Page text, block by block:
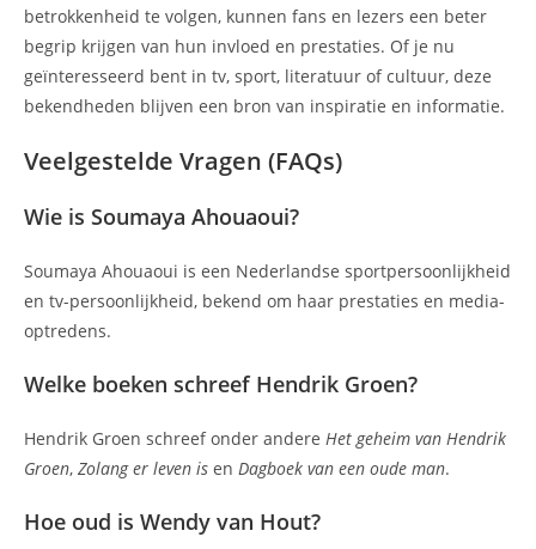
betrokkenheid te volgen, kunnen fans en lezers een beter
begrip krijgen van hun invloed en prestaties. Of je nu
geïnteresseerd bent in tv, sport, literatuur of cultuur, deze
bekendheden blijven een bron van inspiratie en informatie.
Veelgestelde Vragen (FAQs)
Wie is Soumaya Ahouaoui?
Soumaya Ahouaoui is een Nederlandse sportpersoonlijkheid
en tv-persoonlijkheid, bekend om haar prestaties en media-
optredens.
Welke boeken schreef Hendrik Groen?
Hendrik Groen schreef onder andere Het geheim van Hendrik
Groen, Zolang er leven is en Dagboek van een oude man.
Hoe oud is Wendy van Hout?